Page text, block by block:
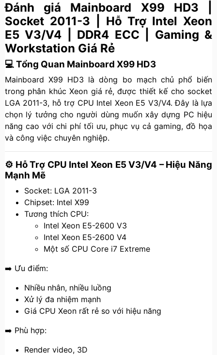
Đánh giá Mainboard X99 HD3 |
Socket 2011-3 | Hỗ Trợ Intel Xeon
E5 V3/V4 | DDR4 ECC | Gaming &
Workstation Giá Rẻ
💻 Tổng Quan Mainboard X99 HD3
Mainboard X99 HD3 là dòng bo mạch chủ phổ biến
trong phân khúc Xeon giá rẻ, được thiết kế cho socket
LGA 2011-3, hỗ trợ CPU Intel Xeon E5 V3/V4. Đây là lựa
chọn lý tưởng cho người dùng muốn xây dựng PC hiệu
năng cao với chi phí tối ưu, phục vụ cả gaming, đồ họa
và công việc chuyên nghiệp.
⚙️ Hỗ Trợ CPU Intel Xeon E5 V3/V4 – Hiệu Năng
Mạnh Mẽ
Socket: LGA 2011-3
Chipset: Intel X99
Tương thích CPU:
Intel Xeon E5-2600 V3
Intel Xeon E5-2600 V4
Một số CPU Core i7 Extreme
➡️ Ưu điểm:
Nhiều nhân, nhiều luồng
Xử lý đa nhiệm mạnh
Giá CPU Xeon rất rẻ so với hiệu năng
➡️ Phù hợp:
Render video, 3D